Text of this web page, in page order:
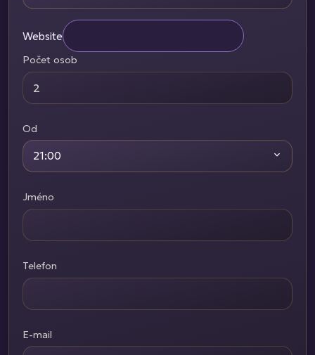
Website
Počet osob
Od
21:00
Jméno
Telefon
E-mail